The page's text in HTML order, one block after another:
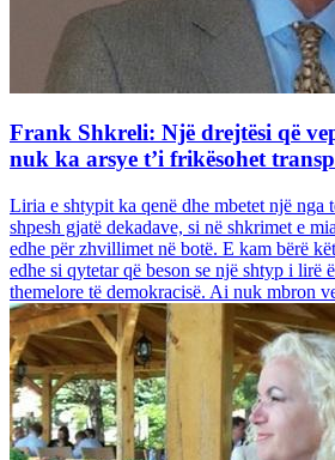
Frank Shkreli: Një drejtësi që
nuk ka arsye t’i frikësohet
Liria e shtypit ka qenë dhe mbetet një nga
shpesh gjatë dekadave, si në shkrimet e
edhe për zhvillimet në botë. E kam bërë
edhe si qytetar që beson se një shtyp i lirë
themelore të demokracisë. Ai nuk mbron